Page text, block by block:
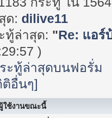
ด: dilive11
ทู้ล่าสุด: "Re: แอร์
)
ะทู้ล่าสุดบนฟอรั่ม
ติอื่นๆ]
ใช้งานขณะนี้